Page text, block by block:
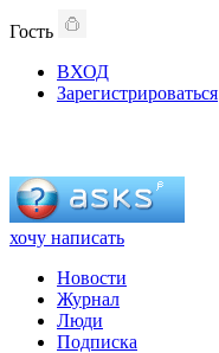
Гость
ВХОД
Зарегистрироваться
хочу написать
Новости
Журнал
Люди
Подписка